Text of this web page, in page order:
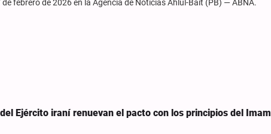
febrero de 2026 en la Agencia de Noticias Ahlul-Bait (PB) — ABNA.
Ejército iraní renuevan el pacto con los principios del Imam